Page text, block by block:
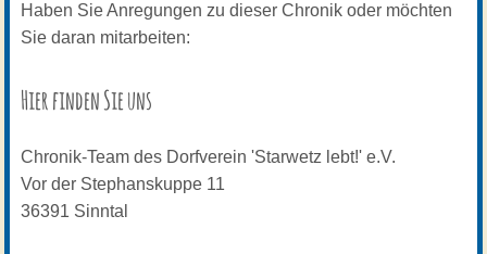
Haben Sie Anregungen zu dieser Chronik oder möchten
Sie daran mitarbeiten:
Hier finden Sie uns
Chronik-Team des Dorfverein 'Starwetz lebt!' e.V.
Vor der Stephanskuppe 11
36391 Sinntal